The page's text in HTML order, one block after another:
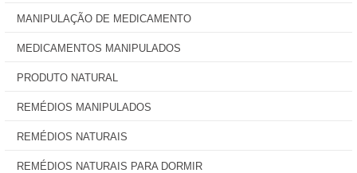
MANIPULAÇÃO DE MEDICAMENTO
MEDICAMENTOS MANIPULADOS
PRODUTO NATURAL
REMÉDIOS MANIPULADOS
REMÉDIOS NATURAIS
REMÉDIOS NATURAIS PARA DORMIR